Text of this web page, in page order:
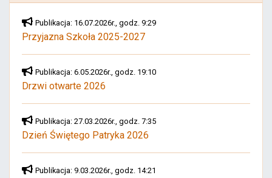
Publikacja: 16.07.2026r., godz. 9:29
Przyjazna Szkoła 2025-2027
Publikacja: 6.05.2026r., godz. 19:10
Drzwi otwarte 2026
Publikacja: 27.03.2026r., godz. 7:35
Dzień Świętego Patryka 2026
Publikacja: 9.03.2026r., godz. 14:21